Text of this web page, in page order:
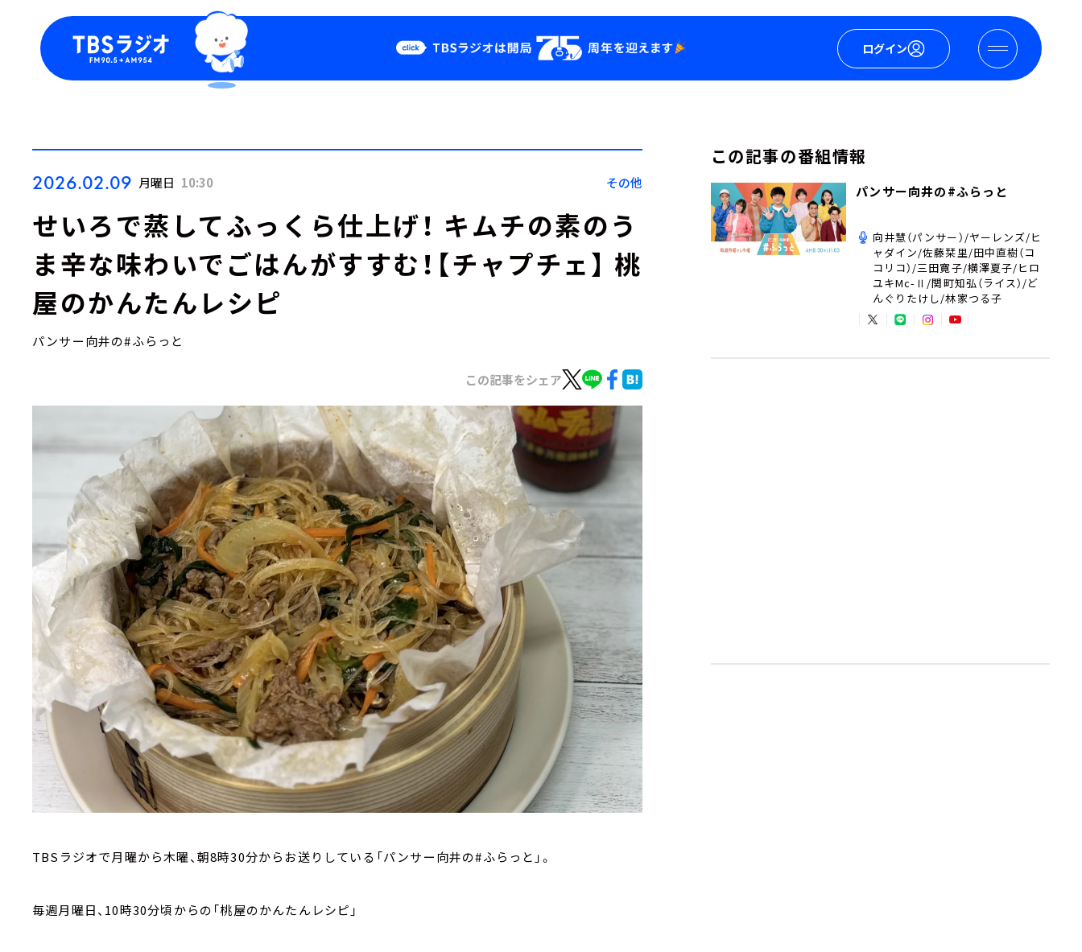
ログイン
Podcast
YouTube
2026.02.09 月曜日 10:30 その他
せいろで蒸してふっくら仕上げ！ キムチの素のう
ま辛な味わいでごはんがすすむ！【チャプチェ】 桃
屋のかんたんレシピ
パンサー向井の#ふらっと
この記事をシェア
TBSラジオで月曜から木曜、朝8時30分からお送りしている「パンサー向井の#ふらっと」。
毎週月曜日、10時30分頃からの「桃屋のかんたんレシピ」
この記事の番組情報
パンサー向井の#ふらっと
向井慧（パンサー）/ヤーレンズ/ヒ
ャダイン/佐藤栞里/田中直樹（コ
コリコ）/三田寛子/横澤夏子/ヒロ
ユキMc-Ⅱ/関町知弘（ライス）/ど
んぐりたけし/林家つる子